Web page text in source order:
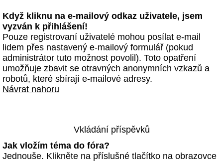
Když kliknu na e-mailový odkaz uživatele, jsem
vyzván k přihlášení!
Pouze registrovaní uživatelé mohou posílat e-mail
lidem přes nastavený e-mailový formulář (pokud
administrátor tuto možnost povolil). Toto opatření
umožňuje zbavit se otravných anonymních vzkazů a
robotů, které sbírají e-mailové adresy.
Návrat nahoru
Vkládání příspěvků
Jak vložím téma do fóra?
Jednouše. Klikněte na příslušné tlačítko na obrazovce